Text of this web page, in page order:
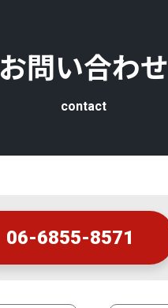
お問い合わせ
contact
06-6855-8571